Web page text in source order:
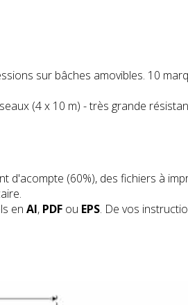
sur bâches amovibles. 10
(4 x 10 m) - très grande
d'acompte (60%), des fichiers à
en AI, PDF ou EPS. De vos